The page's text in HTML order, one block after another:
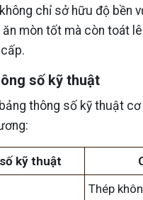
chỉ sở hữu độ bền
mòn tốt mà còn toát
số kỹ thuật
thông số kỹ thuật
kỹ thuật
Thép